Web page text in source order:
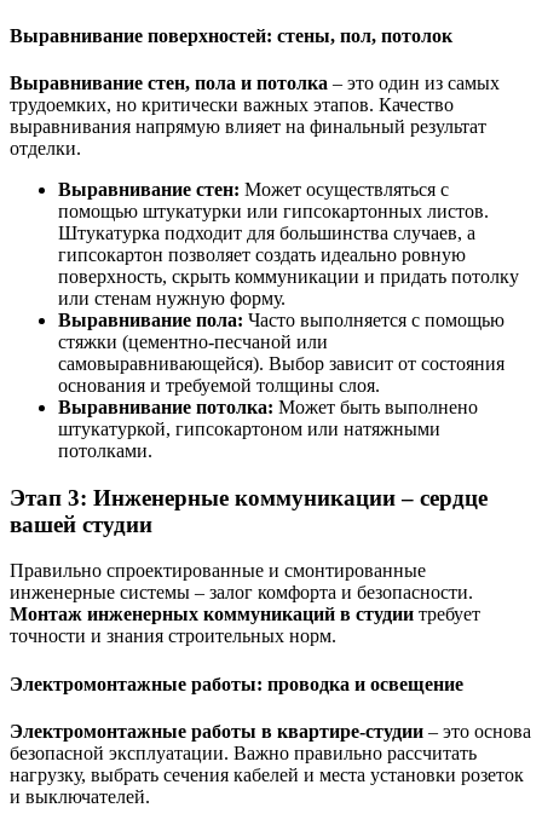
Выравнивание поверхностей: стены, пол, потолок
Выравнивание стен, пола и потолка – это один из самых
трудоемких, но критически важных этапов. Качество
выравнивания напрямую влияет на финальный результат
отделки.
Выравнивание стен: Может осуществляться с
помощью штукатурки или гипсокартонных листов.
Штукатурка подходит для большинства случаев, а
гипсокартон позволяет создать идеально ровную
поверхность, скрыть коммуникации и придать потолку
или стенам нужную форму.
Выравнивание пола: Часто выполняется с помощью
стяжки (цементно-песчаной или
самовыравнивающейся). Выбор зависит от состояния
основания и требуемой толщины слоя.
Выравнивание потолка: Может быть выполнено
штукатуркой, гипсокартоном или натяжными
потолками.
Этап 3: Инженерные коммуникации – сердце
вашей студии
Правильно спроектированные и смонтированные
инженерные системы – залог комфорта и безопасности.
Монтаж инженерных коммуникаций в студии требует
точности и знания строительных норм.
Электромонтажные работы: проводка и освещение
Электромонтажные работы в квартире-студии – это основа
безопасной эксплуатации. Важно правильно рассчитать
нагрузку, выбрать сечения кабелей и места установки розеток
и выключателей.